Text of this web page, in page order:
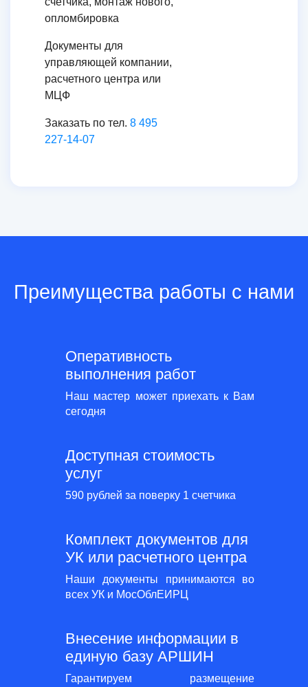
опломбировка
Документы для
управляющей компании,
расчетного центра или
МЦФ
Заказать по тел. 8 495
227-14-07
Преимущества работы с нами
Оперативность
выполнения работ
Наш мастер может приехать к Вам
сегодня
Доступная стоимость
услуг
590 рублей за поверку 1 счетчика
Комплект документов для
УК или расчетного центра
Наши документы принимаются во
всех УК и МосОблЕИРЦ
Внесение информации в
единую базу АРШИН
Гарантируем размещение